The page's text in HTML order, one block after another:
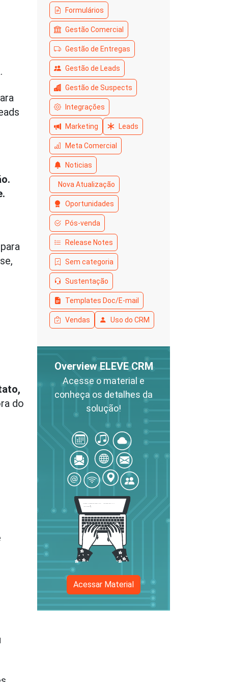
.
do
Vendas Uso do CRM
Templates Doc/E-mail
Sustentação
Sem categoria
Release Notes
Pós-venda
Oportunidades
Nova Atualização
Noticias
Meta Comercial
Marketing Leads
Integrações
Gestão de Suspects
Gestão de Leads
Gestão de Entregas
Gestão Comercial
Formulários
Overview ELEVE CRM
Acesse o material e
conheça os detalhes da
solução!
Acessar Material